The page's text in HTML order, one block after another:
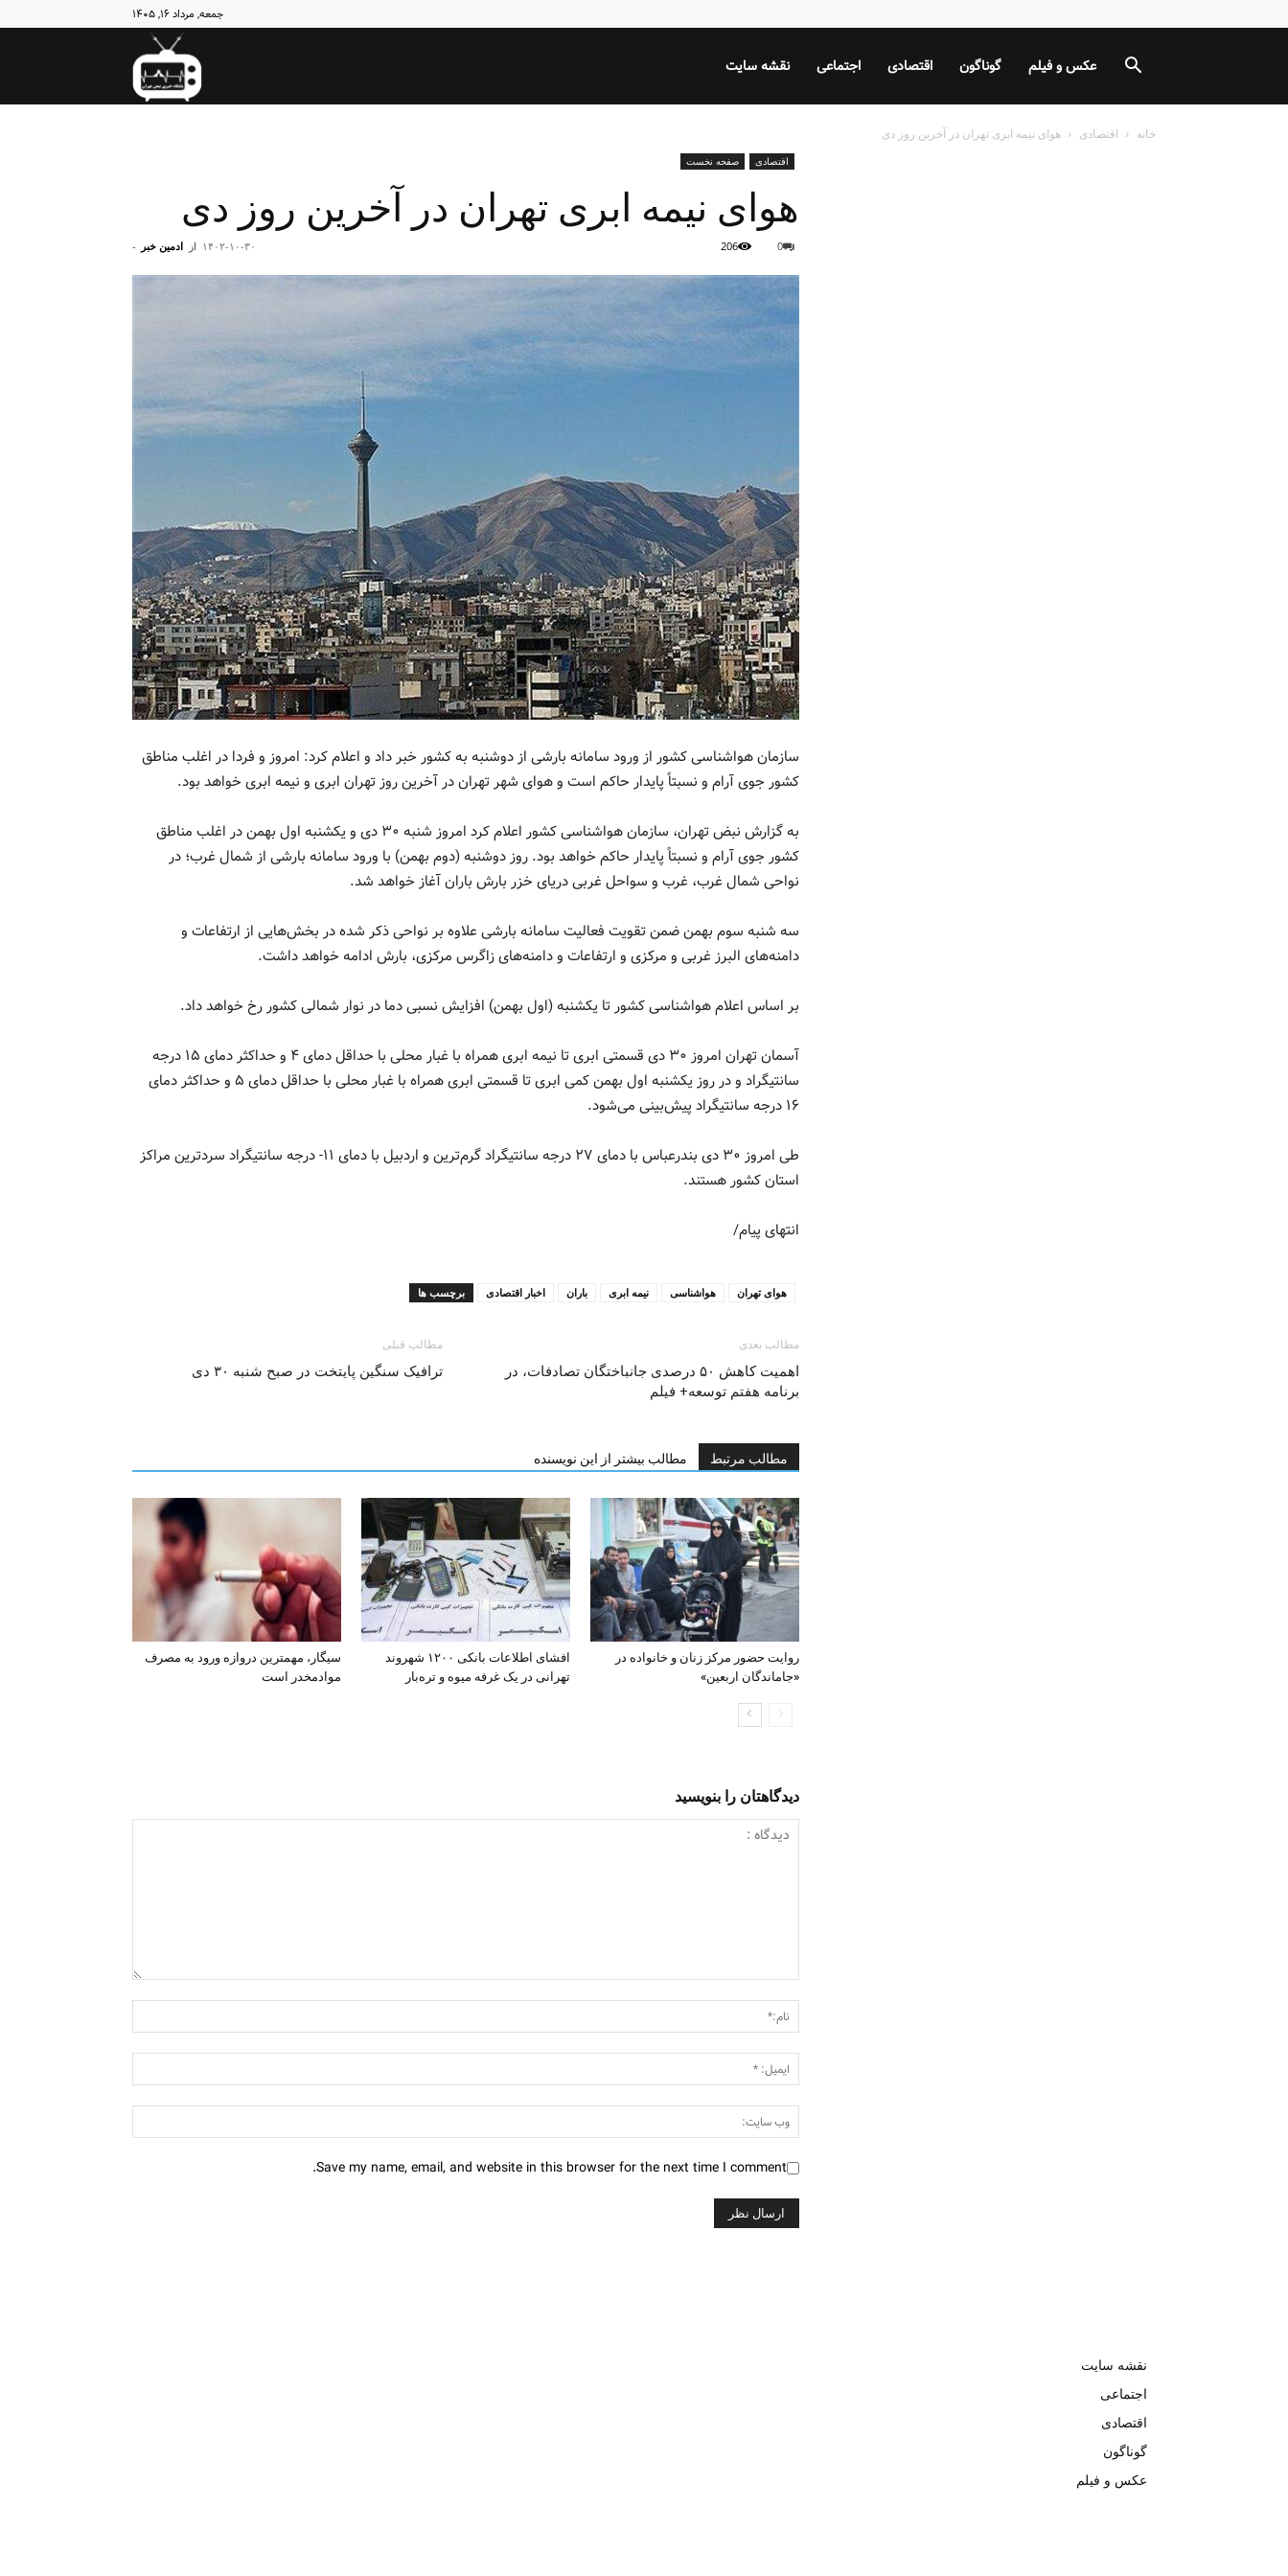
جمعه, مرداد ۱۶, ۱۴۰۵
نبض نقشه سایت اجتماعی اقتصادی گوناگون عکس و فیلم
خانه اقتصادی هوای نیمه ابری تهران در آخرین روز دی
اقتصادی صفحه نخست
هوای نیمه ابری تهران در آخرین روز دی
از ادمین خبر - ۱۴۰۲-۱۰-۳۰ 0
206
سازمان هواشناسی کشور از ورود سامانه بارشی از دوشنبه به کشور خبر داد و اعلام کرد: امروز و فردا در اغلب مناطق
کشور جوی آرام و نسبتاً پایدار حاکم است و هوای شهر تهران در آخرین روز تهران ابری و نیمه ابری خواهد بود.
به گزارش نبض تهران، سازمان هواشناسی کشور اعلام کرد امروز شنبه ۳۰ دی و یکشنبه اول بهمن در اغلب مناطق
کشور جوی آرام و نسبتاً پایدار حاکم خواهد بود. روز دوشنبه (دوم بهمن) با ورود سامانه بارشی از شمال غرب؛ در
نواحی شمال غرب، غرب و سواحل غربی دریای خزر بارش باران آغاز خواهد شد.
سه شنبه سوم بهمن ضمن تقویت فعالیت سامانه بارشی علاوه بر نواحی ذکر شده در بخش‌هایی از ارتفاعات و
دامنه‌های البرز غربی و مرکزی و ارتفاعات و دامنه‌های زاگرس مرکزی، بارش ادامه خواهد داشت.
بر اساس اعلام هواشناسی کشور تا یکشنبه (اول بهمن) افزایش نسبی دما در نوار شمالی کشور رخ خواهد داد.
آسمان تهران امروز ۳۰ دی قسمتی ابری تا نیمه ابری همراه با غبار محلی با حداقل دمای ۴ و حداکثر دمای ۱۵ درجه
سانتیگراد و در روز یکشنبه اول بهمن کمی ابری تا قسمتی ابری همراه با غبار محلی با حداقل دمای ۵ و حداکثر دمای
۱۶ درجه سانتیگراد پیش‌بینی می‌شود.
طی امروز ۳۰ دی بندرعباس با دمای ۲۷ درجه سانتیگراد گرم‌ترین و اردبیل با دمای ۱۱- درجه سانتیگراد سردترین مراکز
استان کشور هستند.
انتهای پیام/
برچسب ها اخبار اقتصادی باران نیمه ابری هواشناسی هوای تهران
مطالب قبلی
ترافیک سنگین پایتخت در صبح شنبه ۳۰ دی
مطالب بعدی
اهمیت کاهش ۵۰ درصدی جانباختگان تصادفات، در
برنامه هفتم توسعه+ فیلم
مطالب مرتبط مطالب بیشتر از این نویسنده
سیگار، مهمترین دروازه ورود به مصرف
موادمخدر است
افشای اطلاعات بانکی ۱۲۰۰ شهروند
تهرانی در یک غرفه میوه و تره‌بار
روایت حضور مرکز زنان و خانواده در
«جاماندگان اربعین»
دیدگاهتان را بنویسید
Save my name, email, and website in this browser for the next time I comment.
نقشه سایت
اجتماعی
اقتصادی
گوناگون
عکس و فیلم